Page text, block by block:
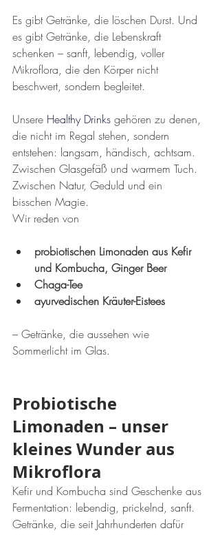
Es gibt Getränke, die löschen Durst. Und
es gibt Getränke, die Lebenskraft
schenken – sanft, lebendig, voller
Mikroflora, die den Körper nicht
beschwert, sondern begleitet.
Unsere Healthy Drinks gehören zu denen,
die nicht im Regal stehen, sondern
entstehen: langsam, händisch, achtsam.
Zwischen Glasgefäß und warmem Tuch.
Zwischen Natur, Geduld und ein
bisschen Magie.
Wir reden von
probiotischen Limonaden aus Kefir
und Kombucha, Ginger Beer
Chaga-Tee
ayurvedischen Kräuter-Eistees
– Getränke, die aussehen wie
Sommerlicht im Glas.
Probiotische
Limonaden – unser
kleines Wunder aus
Mikroflora
Kefir und Kombucha sind Geschenke aus
Fermentation: lebendig, prickelnd, sanft.
Getränke, die seit Jahrhunderten dafür